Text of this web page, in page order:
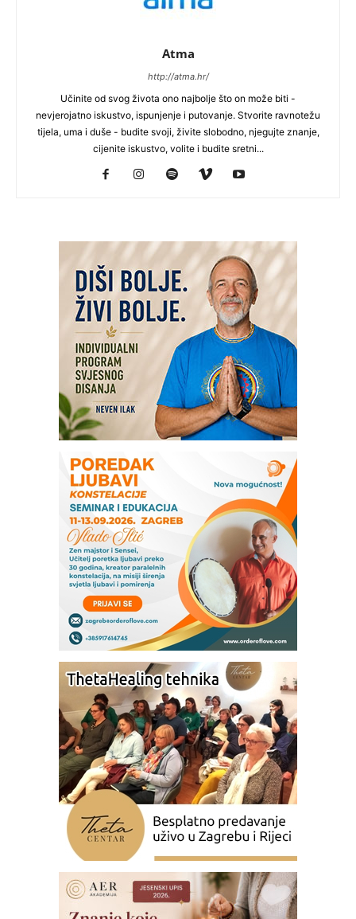
Atma
http://atma.hr/
Učinite od svog života ono najbolje što on može biti -
nevjerojatno iskustvo, ispunjenje i putovanje. Stvorite ravnotežu
tijela, uma i duše - budite svoji, živite slobodno, njegujte znanje,
cijenite iskustvo, volite i budite sretni...